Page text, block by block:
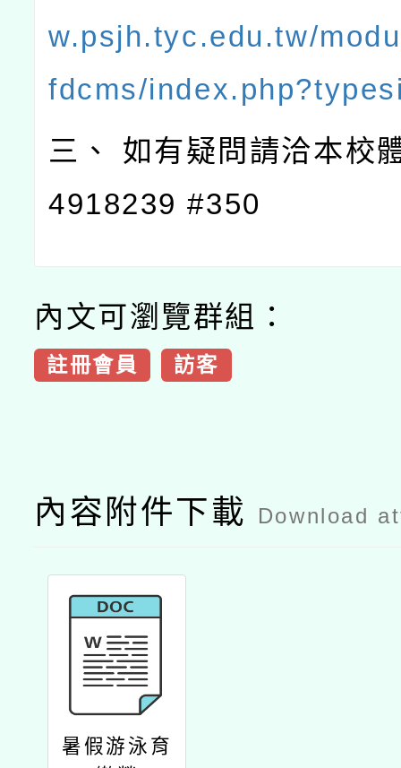
w.psjh.tyc.edu.tw/
fdcms/
三、 如有疑問請洽本校
4918239 #350
內文可瀏覽群組：
註冊會員 訪客
內容附件下載 Download
暑假游泳育